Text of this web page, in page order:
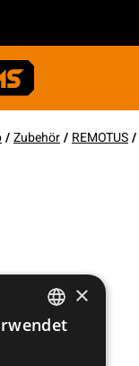
/Zubehör/ REMOTUS/
SWEDISH
×